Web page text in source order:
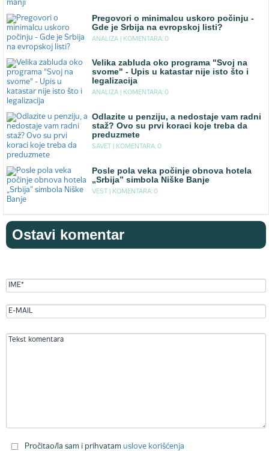
Pregovori o minimalcu uskoro počinju -
Gde je Srbija na evropskoj listi?
ANALIZA | KOMENTARA: 0
Velika zabluda oko programa "Svoj na
svome" - Upis u katastar nije isto što i
legalizacija
ANALIZA | KOMENTARA: 0
Odlazite u penziju, a nedostaje vam radni
staž? Ovo su prvi koraci koje treba da
preduzmete
SAVET | KOMENTARA: 0
Posle pola veka počinje obnova hotela
„Srbija” simbola Niške Banje
VEST | KOMENTARA: 0
Ostavi komentar
Pročitao/la sam i prihvatam uslove korišćenja